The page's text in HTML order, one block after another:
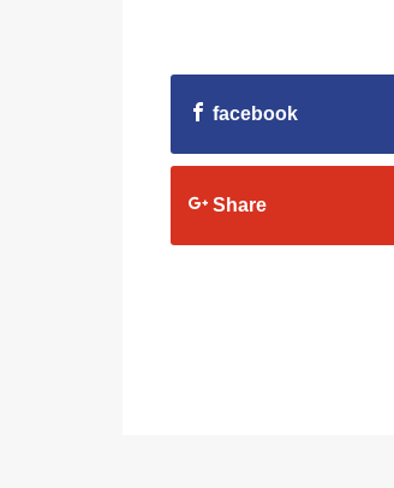
facebook
Share